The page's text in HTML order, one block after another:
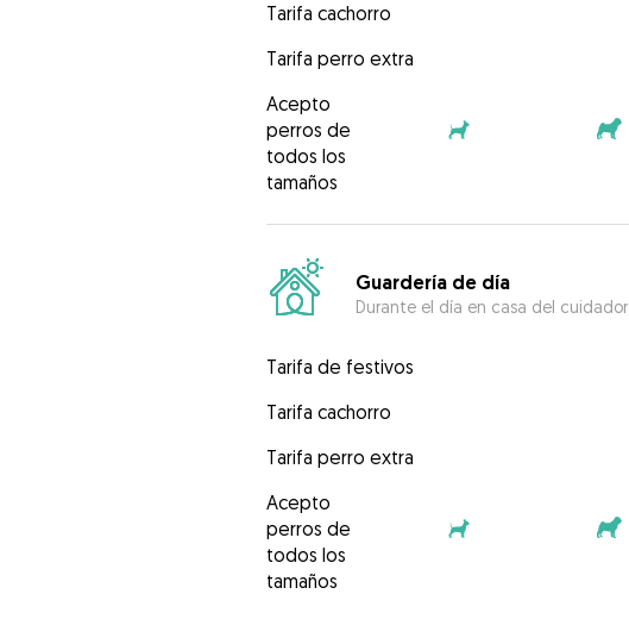
Tarifa cachorro
Tarifa perro extra
Acepto
perros de
todos los
tamaños
Guardería de día
Durante el día en casa del cuidador
Tarifa de festivos
Tarifa cachorro
Tarifa perro extra
Acepto
perros de
todos los
tamaños